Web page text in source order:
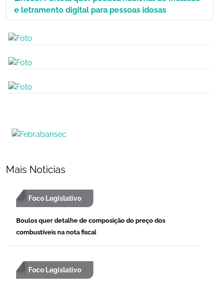
e letramento digital para pessoas idosas
Mais Noticias
Foco Legislativo
Boulos quer detalhe de composição do preço dos
combustíveis na nota fiscal
Foco Legislativo